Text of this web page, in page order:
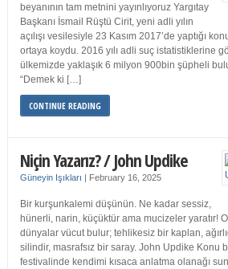
beyanının tam metnini yayınlıyoruz Yargıtay
Başkanı İsmail Rüştü Cirit, yeni adli yılın
açılışı vesilesiyle 23 Kasım 2017’de yaptığı
ortaya koydu. 2016 yılı adli suç istatistiklerine
ülkemizde yaklaşık 6 milyon 900bin şüpheli
“Demek ki […]
CONTINUE READING
Niçin Yazarız? / John Updike
Güneyin Işıkları | February 16, 2025
Bir kurşunkalemi düşünün. Ne kadar sessiz,
hünerli, narin, küçüktür ama mucizeler yaratır!
dünyalar vücut bulur; tehlikesiz bir kaplan,
silindir, masrafsız bir saray. John Updike Konu
festivalinde kendimi kısaca anlatma olanağı